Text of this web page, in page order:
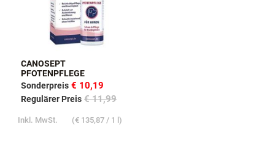
CANOSEPT
PFOTENPFLEGE
Sonderpreis € 10,19
Regulärer Preis € 11,99
Inkl. MwSt. (€ 135,87 / 1 l)